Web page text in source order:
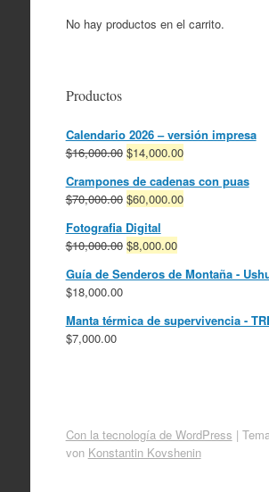
No hay productos en el carrito.
Productos
Calendario 2026 – versión impresa
$16,000.00 El
original
era:
$16,000.00.
$14,000.00El
actual
es:
Crampones de cadenas con puas
$70,000.00 El
original
era:
$70,000.00.
$60,000.00El
$60,000.00.
Fotografia Digital
$10,000.00 El
original
$10,000.00.
$8,000.00El
actual
$8,000.00.
Guía de Senderos de Montaña -
$18,000.00
Manta térmica de supervivencia -
$7,000.00
Con la tecnología de WordPress |
von Konstantin Kovshenin